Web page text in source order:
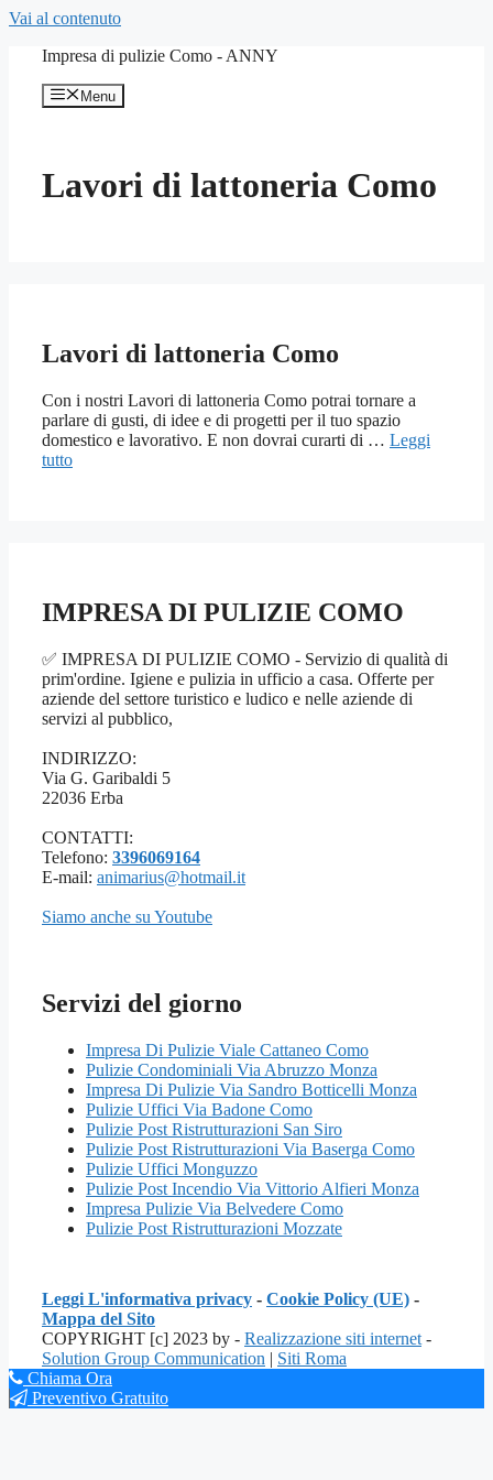
Vai al contenuto
Impresa di pulizie Como - ANNY
Menu
Lavori di lattoneria Como
Lavori di lattoneria Como
Con i nostri Lavori di lattoneria Como potrai tornare a
parlare di gusti, di idee e di progetti per il tuo spazio
domestico e lavorativo. E non dovrai curarti di … Leggi
tutto
IMPRESA DI PULIZIE COMO
✅ IMPRESA DI PULIZIE COMO - Servizio di qualità di
prim'ordine. Igiene e pulizia in ufficio a casa. Offerte per
aziende del settore turistico e ludico e nelle aziende di
servizi al pubblico,
INDIRIZZO:
Via G. Garibaldi 5
22036 Erba
CONTATTI:
Telefono: 3396069164
E-mail: animarius@hotmail.it
Siamo anche su Youtube
Servizi del giorno
Impresa Di Pulizie Viale Cattaneo Como
Pulizie Condominiali Via Abruzzo Monza
Impresa Di Pulizie Via Sandro Botticelli Monza
Pulizie Uffici Via Badone Como
Pulizie Post Ristrutturazioni San Siro
Pulizie Post Ristrutturazioni Via Baserga Como
Pulizie Uffici Monguzzo
Pulizie Post Incendio Via Vittorio Alfieri Monza
Impresa Pulizie Via Belvedere Como
Pulizie Post Ristrutturazioni Mozzate
Leggi L'informativa privacy - Cookie Policy (UE) -
Mappa del Sito
COPYRIGHT [c] 2023 by - Realizzazione siti internet -
Solution Group Communication | Siti Roma
Chiama Ora
Preventivo Gratuito